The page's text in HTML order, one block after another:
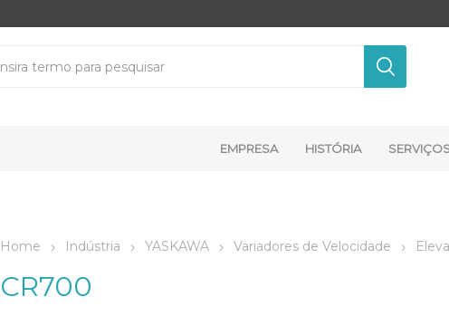
EMPRESA HISTÓRIA
Home Indústria YASKAWA Variadores de Velocidade
CR700